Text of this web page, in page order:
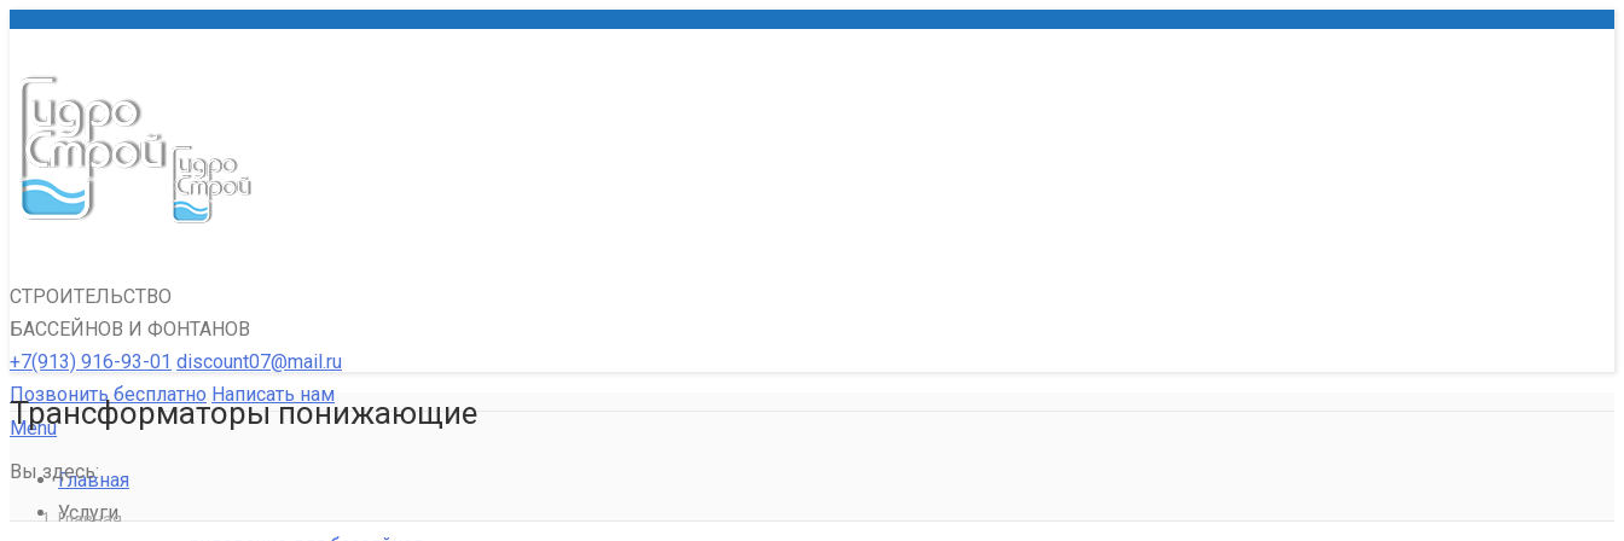
СТРОИТЕЛЬСТВО
БАССЕЙНОВ И ФОНТАНОВ
+7(913) 916-93-01 discount07@mail.ru
Позвонить бесплатно Написать нам
Menu
Главная
Услуги
Трансформаторы понижающие
Вы здесь:
Главная